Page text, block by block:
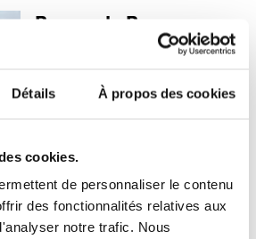
Détails À propos des cookies
cookies.
de personnaliser le contenu
des fonctionnalités relatives aux
notre trafic. Nous
Berger de Beauce ou
de berger à poil court également
Top 10 des races de
chien de grande taille